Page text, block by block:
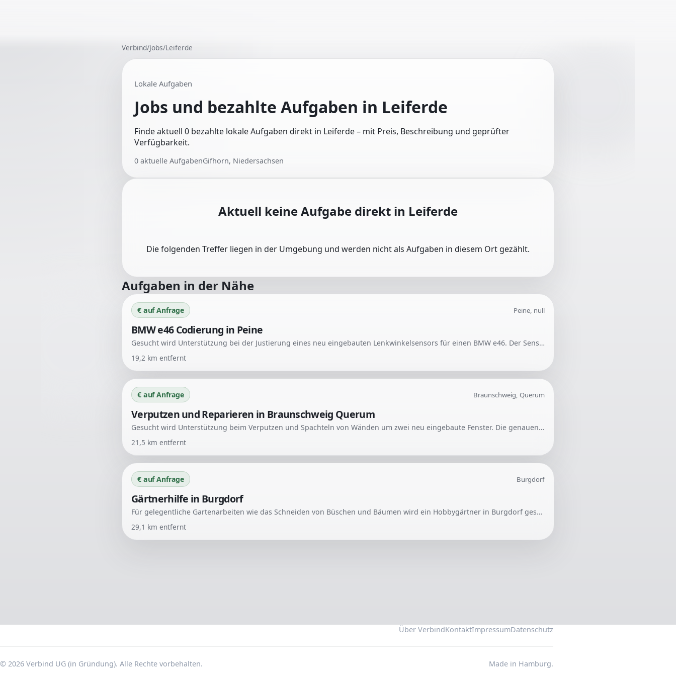
Verbind/Jobs/Leiferde
Lokale Aufgaben
Jobs und bezahlte Aufgaben in Leiferde
Finde aktuell 0 bezahlte lokale Aufgaben direkt in Leiferde – mit Preis, Beschreibung und geprüfter
Verfügbarkeit.
0 aktuelle AufgabenGifhorn, Niedersachsen
Aktuell keine Aufgabe direkt in Leiferde
Die folgenden Treffer liegen in der Umgebung und werden nicht als Aufgaben in diesem Ort gezählt.
Aufgaben in der Nähe
€ auf Anfrage Peine, null
BMW e46 Codierung in Peine
Gesucht wird Unterstützung bei der Justierung eines neu eingebauten Lenkwinkelsensors für einen BMW e46. Der Sensor ist bereits angelernt, aber die Null-Einstellung muss noch vorgenommen werden.
19,2 km entfernt
€ auf Anfrage Braunschweig, Querum
Verputzen und Reparieren in Braunschweig Querum
Gesucht wird Unterstützung beim Verputzen und Spachteln von Wänden um zwei neu eingebaute Fenster. Die genauen Aufgaben können den bereitgestellten Fotos entnommen werden. Der Ausführungsort befindet sich in Braunschweig Querum.
21,5 km entfernt
€ auf Anfrage Burgdorf
Gärtnerhilfe in Burgdorf
Für gelegentliche Gartenarbeiten wie das Schneiden von Büschen und Bäumen wird ein Hobbygärtner in Burgdorf gesucht. Aufgrund der Notwendigkeit des Abtransports ist ein Fahrzeug mit Anhänger erforderlich.
29,1 km entfernt
Über VerbindKontaktImpressumDatenschutz
© 2026 Verbind UG (in Gründung). Alle Rechte vorbehalten. Made in Hamburg.